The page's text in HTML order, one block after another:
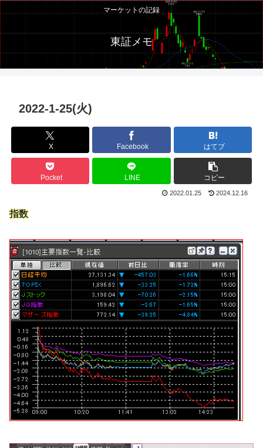
マーケットの記録
東証メモ
2022-1-25(火)
X Facebook はてブ
Pocket LINE コピー
2022.01.25 2024.12.16
指数